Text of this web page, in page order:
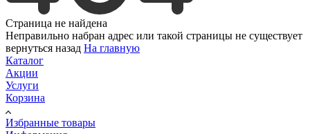
Страница не найдена
Неправильно набран адрес или такой страницы не существует
вернуться назад На главную
Каталог
Акции
Услуги
Корзина
Избранные товары